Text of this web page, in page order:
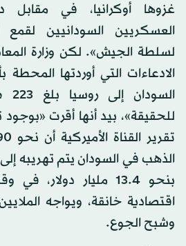
غزوها أوكرانيا، في
العسكريين السودانيين لقمع
لسلطة الجيش». لكن وزارة
الادعاءات التي أوردتها
للحقيقة»، بيد أنها أقرت
الذهب في السودان يتم تهريبه
بنحو 13.4 مليار
اقتصادية خانقة، ويواجه
وشبح الجوع.